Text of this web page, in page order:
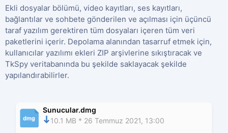
Sunucular.dmg
10.1 MB * 26 Temmuz 2021, 13:00
Ekli dosyalar bölümü, video kayıtları, ses kayıtları,
bağlantılar ve sohbete gönderilen ve açılması için üçüncü
taraf yazılım gerektiren tüm dosyaları içeren tüm veri
paketlerini içerir. Depolama alanından tasarruf etmek için,
kullanıcılar yazılımı ekleri ZIP arşivlerine sıkıştıracak ve
TkSpy veritabanında bu şekilde saklayacak şekilde
yapılandırabilirler.